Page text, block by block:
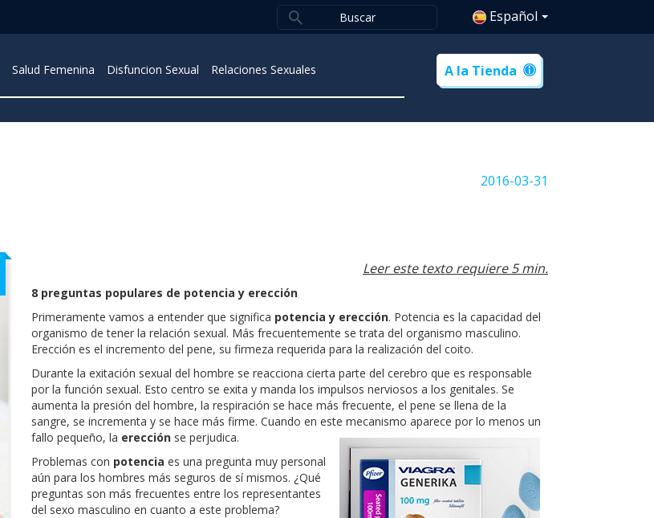
Español
Salud Femenina Disfuncion Sexual
Relaciones Sexuales
A la Tienda
2016-03-31
Leer este texto requiere 5 min.
8 preguntas populares de potencia y erección
Primeramente vamos a entender que significa potencia y erección. Potencia es la capacidad del
organismo de tener la relación sexual. Más frecuentemente se trata del organismo masculino.
Erección es el incremento del pene, su firmeza requerida para la realización del coito.
Durante la exitación sexual del hombre se reacciona cierta parte del cerebro que es responsable
por la función sexual. Esto centro se exita y manda los impulsos nerviosos a los genitales. Se
aumenta la presión del hombre, la respiración se hace más frecuente, el pene se llena de la
sangre, se incrementa y se hace más firme. Cuando en este mecanismo aparece por lo menos un
fallo pequeño, la erección se perjudica.
Problemas con potencia es una pregunta muy personal
aún para los hombres más seguros de sí mismos. ¿Qué
preguntas son más frecuentes entre los representantes
del sexo masculino en cuanto a este problema?